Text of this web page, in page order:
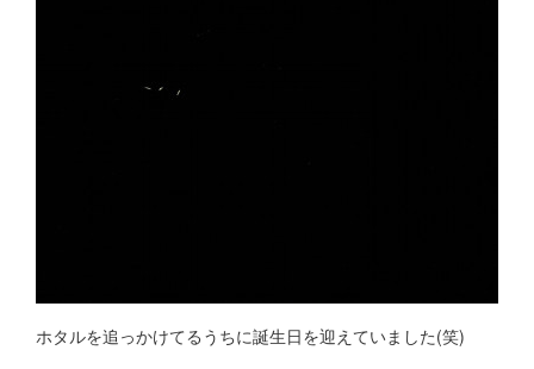
ホタルを追っかけてるうちに誕生日を迎えていました(笑)